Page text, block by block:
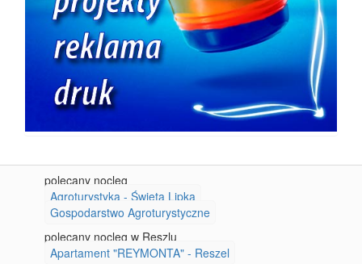
polecany nocleg
Agroturystyka - Święta Lipka
Gospodarstwo Agroturystyczne
polecany nocleg w Reszlu
Apartament "REYMONTA" - Reszel